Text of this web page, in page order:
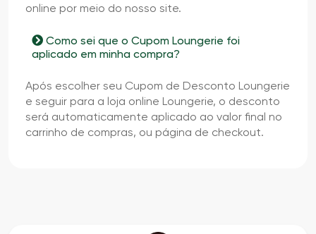
online por meio do nosso site.
Como sei que o Cupom Loungerie foi
aplicado em minha compra?
Após escolher seu Cupom de Desconto Loungerie
e seguir para a loja online Loungerie, o desconto
será automaticamente aplicado ao valor final no
carrinho de compras, ou página de checkout.